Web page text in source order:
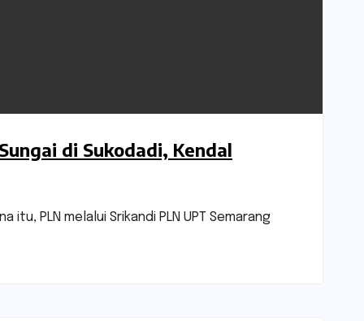
di Sukodadi, Kendal
PLN melalui Srikandi PLN UPT Semarang